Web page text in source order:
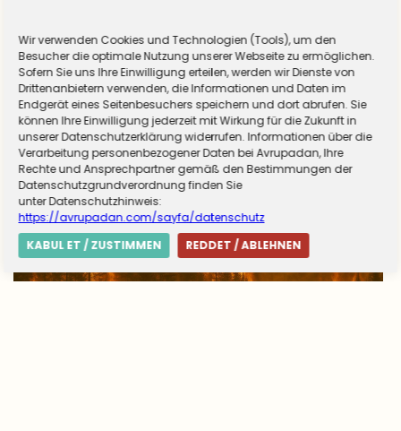
Almanya zorunlu askerliğe hazırlanıyor! Sivil
hizmet için düğmeye basıldı
Wir verwenden Cookies und Technologien (Tools), um den
Besucher die optimale Nutzung unserer Webseite zu ermöglichen.
Sofern Sie uns Ihre Einwilligung erteilen, werden wir Dienste von
Drittenanbietern verwenden, die Informationen und Daten im
Endgerät eines Seitenbesuchers speichern und dort abrufen. Sie
können Ihre Einwilligung jederzeit mit Wirkung für die Zukunft in
unserer Datenschutzerklärung widerrufen. Informationen über die
Verarbeitung personenbezogener Daten bei Avrupadan, Ihre
Rechte und Ansprechpartner gemäß den Bestimmungen der
Datenschutzgrundverordnung finden Sie
unter Datenschutzhinweis:
https://avrupadan.com/sayfa/datenschutz
KABUL ET / ZUSTIMMEN
REDDET / ABLEHNEN